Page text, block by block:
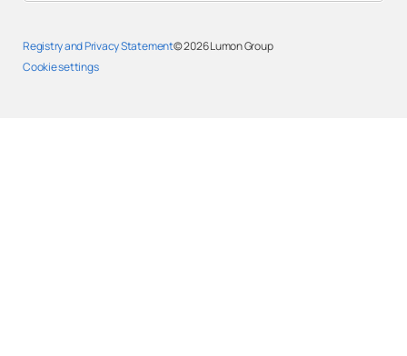
Registry and Privacy Statement
Cookie settings
© 2026Lumon Group